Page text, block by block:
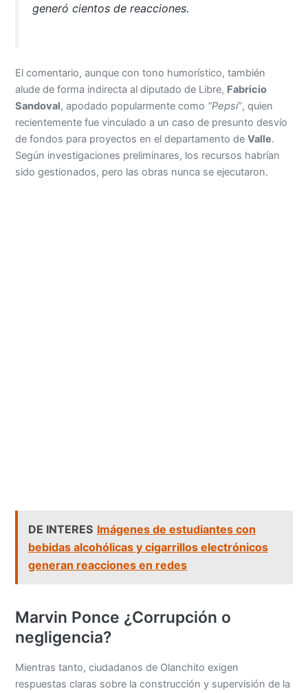
generó cientos de reacciones.
El comentario, aunque con tono humorístico, también
alude de forma indirecta al diputado de Libre, Fabricio
Sandoval, apodado popularmente como “Pepsi”, quien
recientemente fue vinculado a un caso de presunto desvío
de fondos para proyectos en el departamento deValle.
Según investigaciones preliminares, los recursos habrían
sido gestionados, pero las obras nunca se ejecutaron.
DE INTERES Imágenes de estudiantes con
bebidas alcohólicas y cigarrillos electrónicos
generan reacciones en redes
Marvin Ponce ¿Corrupción o
negligencia?
Mientras tanto, ciudadanos de Olanchito exigen
respuestas claras sobre la construcción y supervisión de la